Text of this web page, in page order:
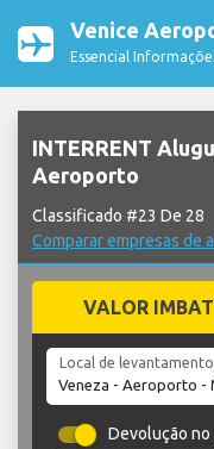
Venice
Essencial
INTERRENT
Aeroporto
Classificado #23 De 28
Comparar empresas de
VALOR
Local de levantamento
Devolução